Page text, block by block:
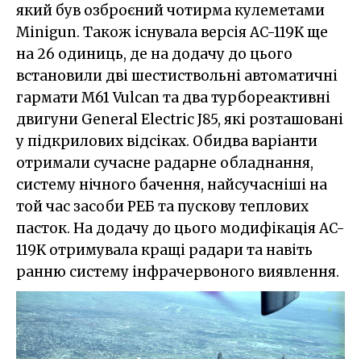
який був озброєний чотирма кулеметами
Minigun. Також існувала версія AC-119K ще
на 26 одиниць, де на додачу до цього
встановили дві шестиствольні автоматичні
гармати M61 Vulcan та два турбореактивні
двигуни General Electric J85, які розташовані
у підкрилових відсіках. Обидва варіанти
отримали сучасне радарне обладнання,
систему нічного бачення, найсучасніші на
той час засоби РЕБ та пускову теплових
пасток. На додачу до цього модифікація AC-
119K отримувала кращі радари та навіть
ранню систему інфрачервоного виявлення.